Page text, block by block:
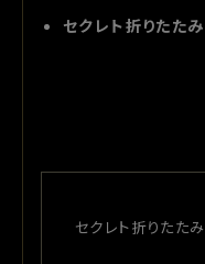
セクレト折りたた
セクレト折りたたみ